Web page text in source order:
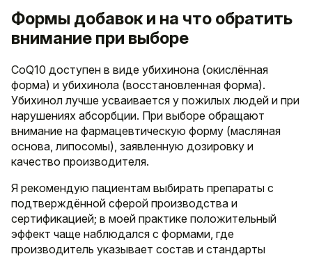
Формы добавок и на что обратить
внимание при выборе
CoQ10 доступен в виде убихинона (окислённая
форма) и убихинола (восстановленная форма).
Убихинол лучше усваивается у пожилых людей и при
нарушениях абсорбции. При выборе обращают
внимание на фармацевтическую форму (масляная
основа, липосомы), заявленную дозировку и
качество производителя.
Я рекомендую пациентам выбирать препараты с
подтверждённой сферой производства и
сертификацией; в моей практике положительный
эффект чаще наблюдался с формами, где
производитель указывает состав и стандарты